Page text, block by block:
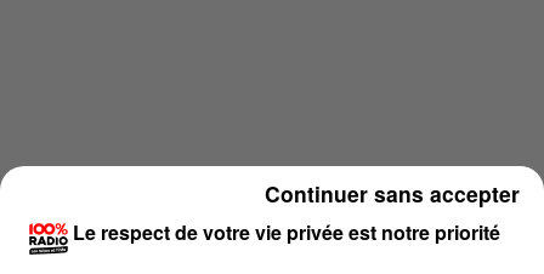
Le respect de votre vie privée est notre priorité
Continuer sans accepter